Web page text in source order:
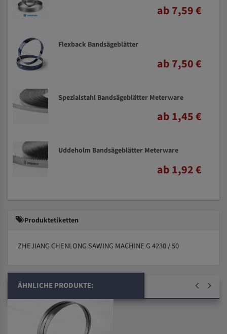
ab 7,59 €
Flexback Bandsägeblätter
ab 7,50 €
Spezialstahl Bandsägeblätter Meterware
ab 1,45 €
Uddeholm Bandsägeblätter Meterware
ab 1,92 €
Produktetiketten
ZHEJIANG CHENLONG SAWING MACHINE G 4230 / 50
ÄHNLICHE PRODUKTE: